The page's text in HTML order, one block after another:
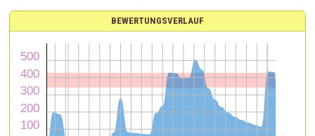
BEWERTUNGSVERLAUF